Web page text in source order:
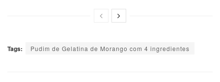
Tags: Pudim de Gelatina de Morango com 4 ingredientes